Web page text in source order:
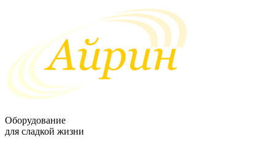
Оборудование
для сладкой жизни